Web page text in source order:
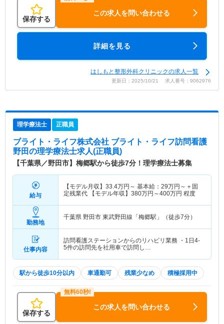
保存する
この求人を問い合わせる
詳細を見る
はしもと整形外科クリニックの求人一覧
更新日：2025/10/21 求人番号：9062976
理学療法士 正職員
ブライト・ライフ株式会社 ブライト・ライフ訪問看護
野田の理学療法士求人(正職員)
【千葉県／野田市】梅郷駅から徒歩7分！理学療法士募集
給与
【モデル月収】 33.4万円～ 基本給： 29万円～ ＋固
定残業代 【モデル年収】 380万円～400万円 程度
勤務地
千葉県 野田市 東武野田線「梅郷駅」（徒歩7分）
仕事内容
訪問看護ステーションからのリハビリ業務 ・1日4-
5件の訪問先を社用車で訪問し…
駅から徒歩10分以内 車通勤可 残業少なめ 積極採用中
保存する
この求人を問い合わせる